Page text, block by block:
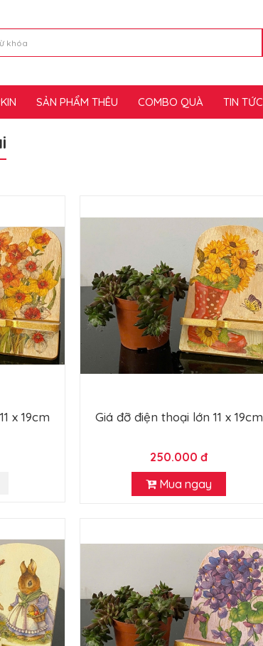
SẢN PHẨM THÊU COMBO QUÀ TIN TỨC
x 19cm Giá đỡ điện thoại lớn 11 x 19cm
250.000 đ
Mua ngay